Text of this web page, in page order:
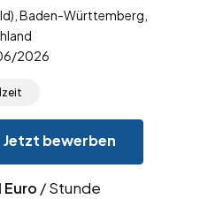
Baden-Württemberg,
2026
Jetzt bewerben
Euro / Stunde